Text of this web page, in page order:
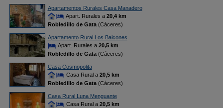
Apartamentos Rurales Casa Manadero
Apart. Rurales a 20,4 km
Robledillo de Gata(Cáceres)
Apartamento Rural Los Balcones
Apart. Rurales a 20,5 km
Robledillo de Gata(Cáceres)
Casa Cosmopolita
Casa Rural a 20,5 km
Robledillo de Gata(Cáceres)
Casa Rural Luna Menguante
Casa Rural a 20,5 km